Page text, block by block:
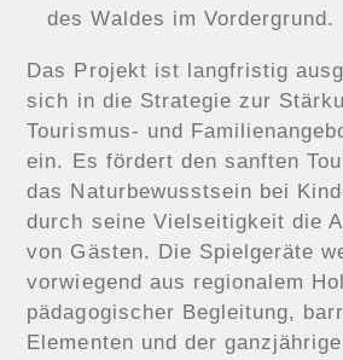
des Waldes im Vordergrund.
Das Projekt ist langfristig
sich in die Strategie zur
Tourismus- und
ein. Es fördert den sanften
das Naturbewusstsein bei
durch seine Vielseitigkeit die
von Gästen. Die Spielgeräte
vorwiegend aus regionalem
pädagogischer Begleitung,
Elementen und der